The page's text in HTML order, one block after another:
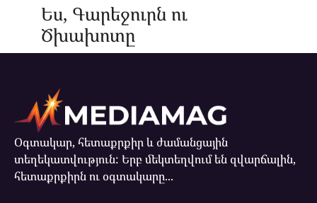
Ես, Գարեջուրն ու
Ծխախոտը
Օգտակար, հետաքրքիր և ժամանցային
տեղեկատվություն: Երբ մեկտեղվում են զվարճալին,
հետաքրքիրն ու օգտակարը...